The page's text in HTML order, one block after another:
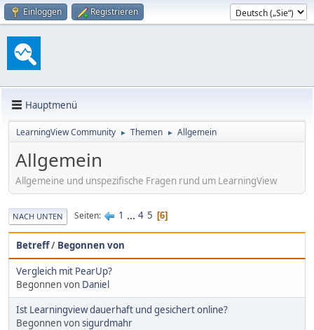
Einloggen Registrieren
Hauptmenü
LearningView Community ► Themen ► Allgemein
Allgemein
Allgemeine und unspezifische Fragen rund um LearningView
NACH UNTEN Seiten 1 ... 4 5 6
Betreff/ Begonnen von
Vergleich mit PearUp?
Begonnen von Daniel
Ist Learningview dauerhaft und gesichert online?
Begonnen vonsigurdmahr